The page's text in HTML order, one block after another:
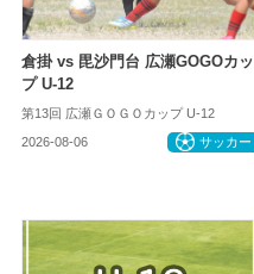
倉掛 vs 毘沙門台 広瀬GOGOカッ
プ U-12
第13回 広瀬ＧＯＧＯカップ U-12
2026-08-06 サッカー